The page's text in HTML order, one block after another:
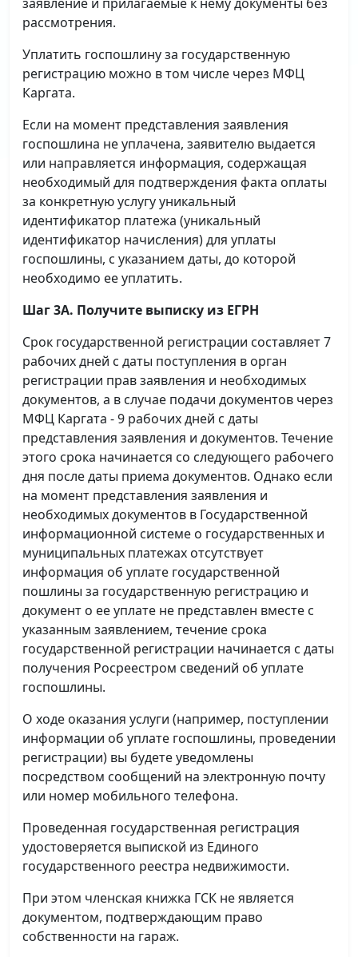
рассмотрения.
Уплатить госпошлину за государственную
регистрацию можно в том числе через МФЦ
Каргата.
Если на момент представления заявления
госпошлина не уплачена, заявителю выдается
или направляется информация, содержащая
необходимый для подтверждения факта оплаты
за конкретную услугу уникальный
идентификатор платежа (уникальный
идентификатор начисления) для уплаты
госпошлины, с указанием даты, до которой
необходимо ее уплатить.
Шаг 3А. Получите выписку из ЕГРН
Срок государственной регистрации составляет 7
рабочих дней с даты поступления в орган
регистрации прав заявления и необходимых
документов, а в случае подачи документов через
МФЦ Каргата - 9 рабочих дней с даты
представления заявления и документов. Течение
этого срока начинается со следующего рабочего
дня после даты приема документов. Однако если
на момент представления заявления и
необходимых документов в Государственной
информационной системе о государственных и
муниципальных платежах отсутствует
информация об уплате государственной
пошлины за государственную регистрацию и
документ о ее уплате не представлен вместе с
указанным заявлением, течение срока
государственной регистрации начинается с даты
получения Росреестром сведений об уплате
госпошлины.
О ходе оказания услуги (например, поступлении
информации об уплате госпошлины, проведении
регистрации) вы будете уведомлены
посредством сообщений на электронную почту
или номер мобильного телефона.
Проведенная государственная регистрация
удостоверяется выпиской из Единого
государственного реестра недвижимости.
При этом членская книжка ГСК не является
документом, подтверждающим право
собственности на гараж.